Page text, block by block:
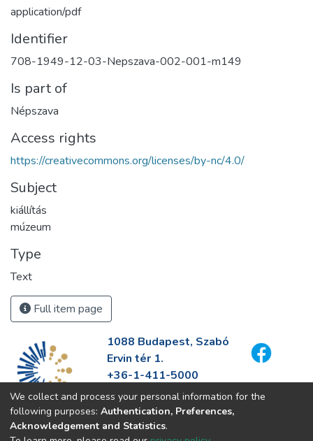
application/pdf
Identifier
708-1949-12-03-Nepszava-002-001-m149
Is part of
Népszava
Access rights
https://creativecommons.org/licenses/by-nc/4.0/
Subject
kiállítás
múzeum
Type
Text
Full item page
1088 Budapest, Szabó
Ervin tér 1.
+36-1-411-5000
info@fszek.hu
https://fszek.hu
We collect and process your personal information for the
following purposes: Authentication, Preferences,
Acknowledgement and Statistics.